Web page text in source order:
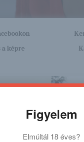
képre
Figyelem
Elmúltál 18 éves?